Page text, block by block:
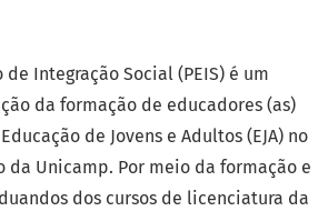
Integração Social (PEIS) é um
da formação de educadores (as)
de Jovens e Adultos (EJA) no
da Unicamp. Por meio da formação e
dos cursos de licenciatura da